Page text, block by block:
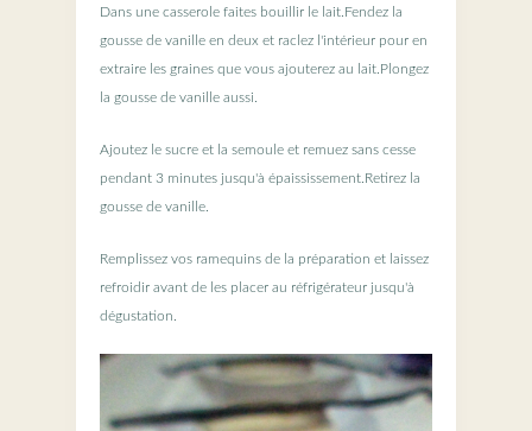
Dans une casserole faites bouillir le lait.Fendez la
gousse de vanille en deux et raclez l'intérieur pour en
extraire les graines que vous ajouterez au lait.Plongez
la gousse de vanille aussi.
Ajoutez le sucre et la semoule et remuez sans cesse
pendant 3 minutes jusqu'à épaississement.Retirez la
gousse de vanille.
Remplissez vos ramequins de la préparation et laissez
refroidir avant de les placer au réfrigérateur jusqu'à
dégustation.